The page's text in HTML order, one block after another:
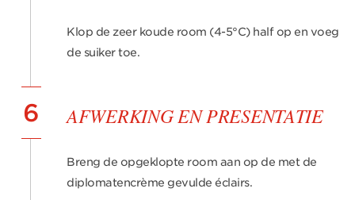
Klop de zeer koude room (4-5°C) half op en voeg
de suiker toe.
6 AFWERKING EN PRESENTATIE
Breng de opgeklopte room aan op de met de
diplomatencrème gevulde éclairs.